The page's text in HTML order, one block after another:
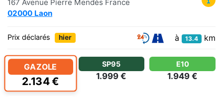
167 Avenue Pierre Mendès France
02000 Laon
Prix déclarés hier à 13.4 km
GAZOLE
2.134 €
SP95
1.999 €
E10
1.949 €